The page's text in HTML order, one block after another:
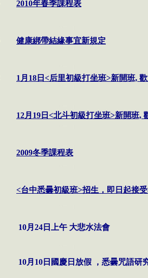
2010年春季課程表
健康綁帶結緣事宜新規定
1月18日<后里初級打坐班>新開班,
12月19日<北斗初級打坐班>新開班,
2009冬季課程表
<台中悉曇初級班>招生 ，即日起接
10月 24 日上午 大悲水法會
10月10日國慶日放假 ，悉曇咒語研